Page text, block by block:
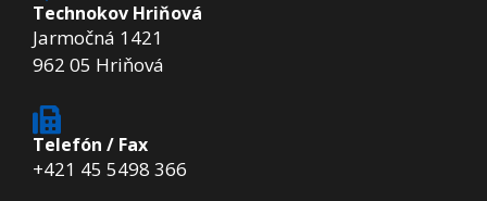
Technokov Hriňová
Jarmočná 1421
962 05 Hriňová
Telefón / Fax
+421 45 5498 366